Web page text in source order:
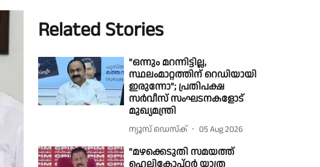
Related Stories
"ഒന്നും മറന്നിട്ടില്ല,
സ്ഥലംമാറ്റത്തിന് റെഡിയായി
ഇരുന്നോ"; പ്രതിപക്ഷ
സർവീസ് സംഘടനകളോട്
മുഖ്യമന്ത്രി
ന്യൂസ് ഡെസ്ക് 05 Aug 2026
"മഴക്കെടുതി സമയത്ത്